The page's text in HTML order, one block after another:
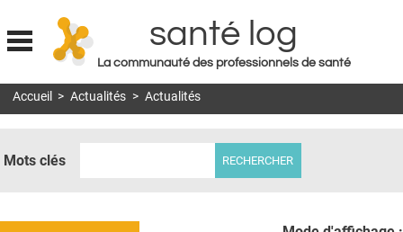
Jump to navigation
santé log
La communauté des professionnels de santé
MON COMPTE
Accueil > Actualités > Actualités
Mots clés